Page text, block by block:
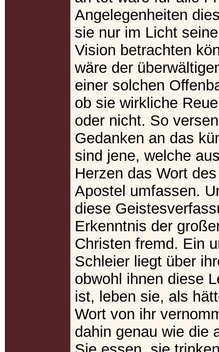
Angelegenheiten
sie nur im Licht
Vision betrachten
wäre der
einer solchen
ob sie wirkliche
oder nicht. So
Gedanken an das
sind jene, welche
Herzen das Wort
Apostel umfassen.
diese
Erkenntnis der
Christen fremd. Ein
Schleier liegt über
obwohl ihnen diese
ist, leben sie, als
Wort von ihr
dahin genau wie die